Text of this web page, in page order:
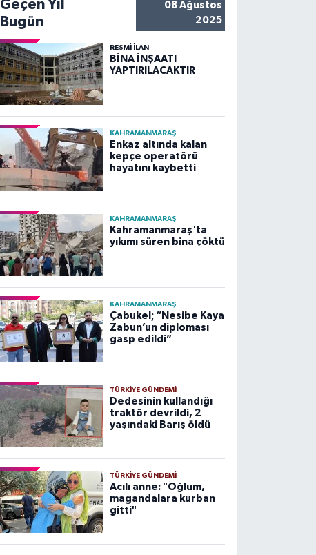
Geçen Yıl
Bugün
08 Ağustos
2025
RESMİ İLAN
BİNA İNŞAATI
YAPTIRILACAKTIR
KAHRAMANMARAŞ
Enkaz altında kalan
kepçe operatörü
hayatını kaybetti
KAHRAMANMARAŞ
Kahramanmaraş'ta
yıkımı süren bina çöktü
KAHRAMANMARAŞ
Çabukel; “Nesibe Kaya
Zabun’un diploması
gasp edildi”
TÜRKIYE GÜNDEMI
Dedesinin kullandığı
traktör devrildi, 2
yaşındaki Barış öldü
TÜRKIYE GÜNDEMI
Acılı anne: "Oğlum,
magandalara kurban
gitti"